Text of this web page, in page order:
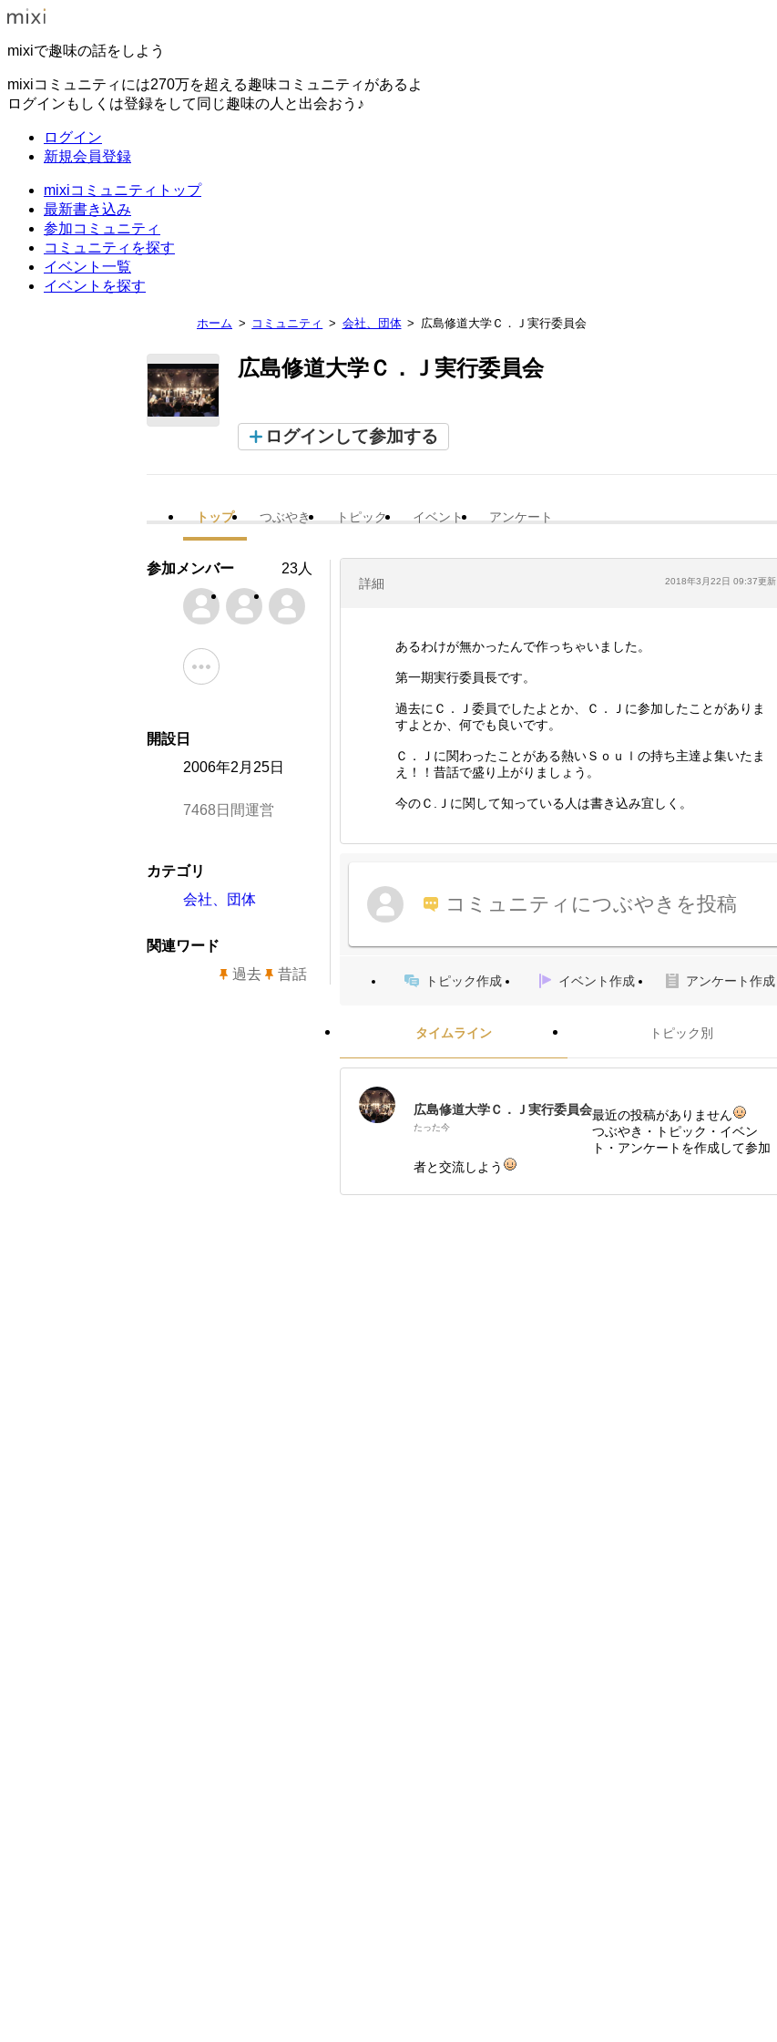
mixiで趣味の話をしよう
mixiコミュニティには270万を超える趣味コミュニティがあるよ
ログインもしくは登録をして同じ趣味の人と出会おう♪
ログイン
新規会員登録
mixiコミュニティトップ
最新書き込み
参加コミュニティ
コミュニティを探す
イベント一覧
イベントを探す
ホーム コミュニティ 会社、団体 広島修道大学Ｃ．Ｊ実行委員会
広島修道大学Ｃ．Ｊ実行委員会
ログインして参加する
トップ つぶやき トピック イベント アンケート
詳細 2018年3月22日 09:37更新
あるわけが無かったんで作っちゃいました。
第一期実行委員長です。
過去にＣ．Ｊ委員でしたよとか、Ｃ．Ｊに参加したことがありま
すよとか、何でも良いです。
Ｃ．Ｊに関わったことがある熱いＳｏｕｌの持ち主達よ集いたま
え！！昔話で盛り上がりましょう。
今のＣ.Ｊに関して知っている人は書き込み宜しく。
コミュニティにつぶやきを投稿
トピック作成 イベント作成 アンケート作成
タイムライン トピック別
広島修道大学Ｃ．Ｊ実行委員会
たった今
最近の投稿がありません
つぶやき・トピック・イベン
ト・アンケートを作成して参加
者と交流しよう
参加メンバー 23人
開設日
2006年2月25日
7468日間運営
カテゴリ
会社、団体
関連ワード
過去
昔話